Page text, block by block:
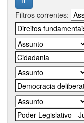
Filtros correntes: